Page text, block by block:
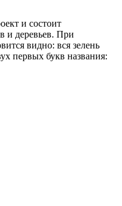
и состоит
и деревьев. При
видно: вся зелень
первых букв названия: